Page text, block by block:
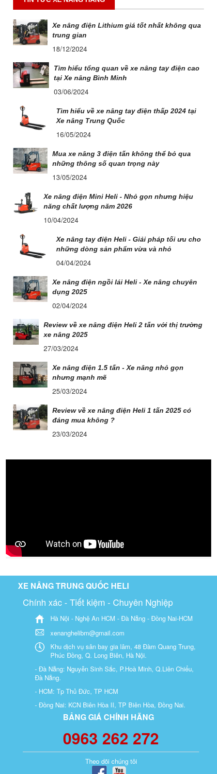
Xe nâng điện Lithium giá tốt nhất không qua
trung gian
18/12/2024
Tìm hiểu tổng quan về xe nâng tay điện cao
tại Xe nâng Bình Minh
03/06/2024
Tìm hiểu về xe nâng tay điện thấp 2024 tại
Xe nâng Trung Quốc
16/05/2024
Mua xe nâng 3 điện tấn không thể bỏ qua
những thông số quan trọng này
13/05/2024
Xe nâng điện Mini Heli - Nhỏ gọn nhưng hiệu
năng chất lượng năm 2026
10/04/2024
Xe nâng tay điện Heli - Giải pháp tối ưu cho
những dòng sản phẩm vừa và nhỏ
04/04/2024
Xe nâng điện ngồi lái Heli - Xe nâng chuyên
dụng 2025
02/04/2024
Review về xe nâng điện Heli 2 tấn với thị trường
xe nâng 2025
27/03/2024
Xe nâng điện 1.5 tấn - Xe nâng nhỏ gọn
nhưng mạnh mẽ
25/03/2024
Review về xe nâng điện Heli 1 tấn 2025 có
đáng mua không ?
23/03/2024
XE NÂNG TRUNG QUỐC HELI
Chính xác - Tiết kiệm - Chuyên Nghiệp
Hà Nội - Nghệ An HCM - Đà Nẵng - Đồng Nai-HCM
xenanghelibm@gmail.com
Khu dịch vụ sân bay gia lâm, 48 Đàm Quang Trung,
Phúc Đồng, Q. Long Biên, Hà Nội.
- Đà Nẵng: Nguyễn Sinh Sắc, P.Hoà Minh, Q.Liên Chiểu,
Đà Nẵng.
- HCM: Tp Thủ Đức, TP HCM
- Đồng Nai: KCN Biên Hòa II, TP Biên Hòa, Đồng Nai.
BẢNG GIÁ CHÍNH HÃNG
0963 262 272
Theo dõi chúng tôi